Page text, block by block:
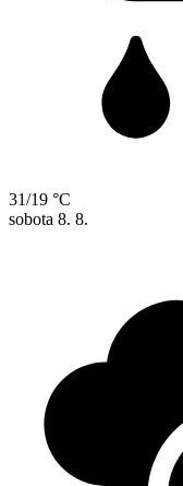
31/19 °C
sobota 8. 8.